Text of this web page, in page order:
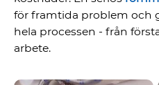
för framtida problem och
hela processen - från
arbete.